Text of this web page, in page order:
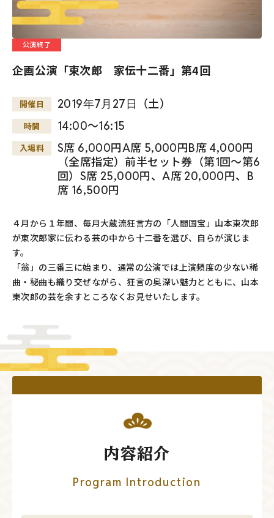
公演終了
企画公演「東次郎 家伝十二番」第4回
開催日 2019年7月 27日 （土）
時間 14:00～16:15
入場料
S席 6,000円A席 5,000円B席 4,000円
（全席指定）前半セット券（第1回～第6
回）S席 25,000円、A席 20,000円、B
席 16,500円
４月から１年間、毎月大蔵流狂言方の「人間国宝」山本東次郎
が東次郎家に伝わる芸の中から十二番を選び、自らが演じま
す。
「翁」の三番三に始まり、通常の公演では上演頻度の少ない稀
曲・秘曲も織り交ぜながら、狂言の奥深い魅力とともに、山本
東次郎の芸を余すところなくお見せいたします。
内容紹介
Program Introduction